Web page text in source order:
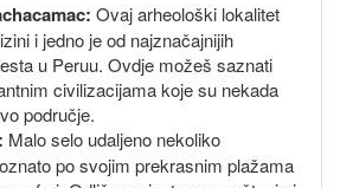
Ovaj arheološki lokalitet
i jedno je od najznačajnijih
u Peruu. Ovdje možeš saznati
civilizacijama koje su nekada
područje.
Malo selo udaljeno nekoliko
po svojim prekrasnim plažama